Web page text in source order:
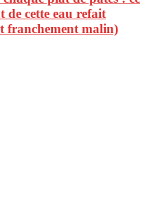
de cette eau refait
franchement malin)